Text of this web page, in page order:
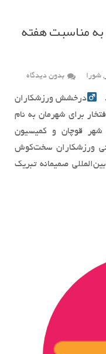
مناسبت هفته
, شورا بدون دیدگاه
درخشش ورزشکاران
برای شهرمان به نام
شهر قوچان و کمیسیون
ورزشکاران سخت‌کوش
صمیمانه تبریک